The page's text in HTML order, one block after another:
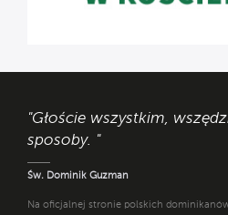
"Głoście wszystkim,
sposoby. "
Św. Dominik Guzman
Na oficjalnej stronie polskich